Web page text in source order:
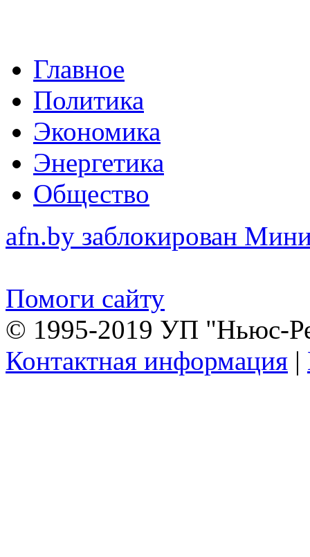
Главное
Политика
Экономика
Энергетика
Общество
afn.by заблокирован
Помоги сайту
© 1995-2019 УП "Ньюс-
Контактная информация |